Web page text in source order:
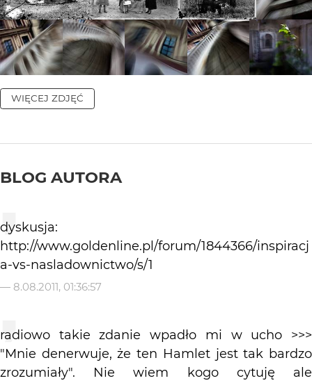
WIĘCEJ ZDJĘĆ
BLOG AUTORA
dyskusja:
http://www.goldenline.pl/forum/1844366/inspiracj
a-vs-nasladownictwo/s/1
— 8.08.2011, 01:36:57
radiowo takie zdanie wpadło mi w ucho >>>
"Mnie denerwuje, że ten Hamlet jest tak bardzo
zrozumiały". Nie wiem kogo cytuję ale